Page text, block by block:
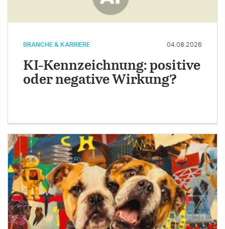
BRANCHE & KARRIERE 04.08.2026
KI-Kennzeichnung: positive
oder negative Wirkung?